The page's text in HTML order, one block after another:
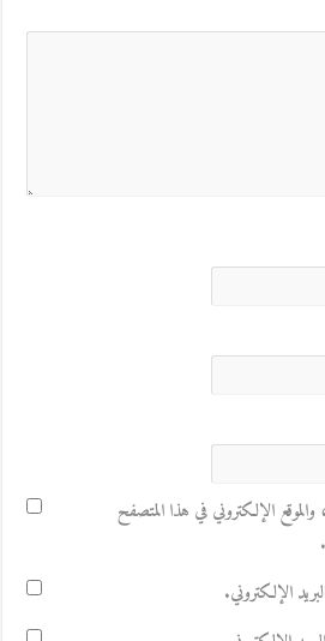
الإلكتروني في هذا المتصفح
الإلكتروني.